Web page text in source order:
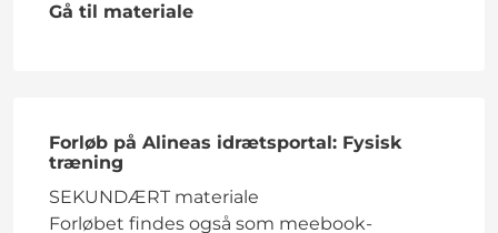
Gå til materiale
Forløb på Alineas idrætsportal: Fysisk
træning
SEKUNDÆRT materiale
Forløbet findes også som meebook-